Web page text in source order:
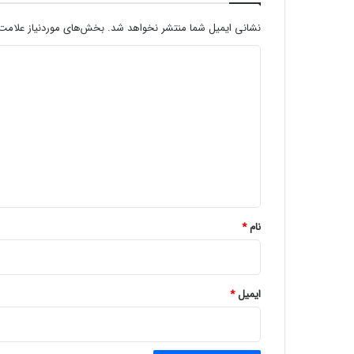
نشانی ایمیل شما منتشر نخواهد شد. بخش‌های موردنیاز
نام*
ایمیل*